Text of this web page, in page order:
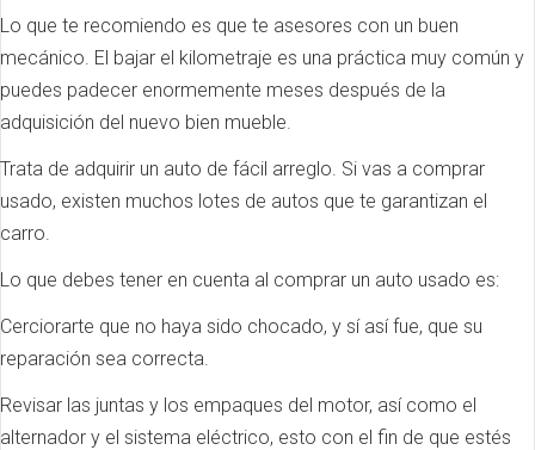
Lo que te recomiendo es que te asesores con un buen
mecánico. El bajar el kilometraje es una práctica muy común y
puedes padecer enormemente meses después de la
adquisición del nuevo bien mueble.
Trata de adquirir un auto de fácil arreglo. Si vas a comprar
usado, existen muchos lotes de autos que te garantizan el
carro.
Lo que debes tener en cuenta al comprar un auto usado es:
Cerciorarte que no haya sido chocado, y sí así fue, que su
reparación sea correcta.
Revisar las juntas y los empaques del motor, así como el
alternador y el sistema eléctrico, esto con el fin de que estés